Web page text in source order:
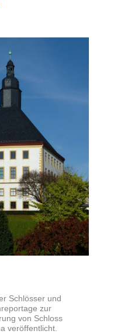
Schlösser und
zur
von Schloss
veröffentlicht.